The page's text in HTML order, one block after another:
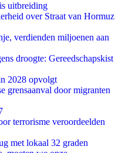
uitbreiding
over Straat van Hormuz
verdienden miljoenen aan
droogte: Gereedschapskist
2028 opvolgt
grensaanval door migranten
terrorisme veroordeelden
met lokaal 32 graden